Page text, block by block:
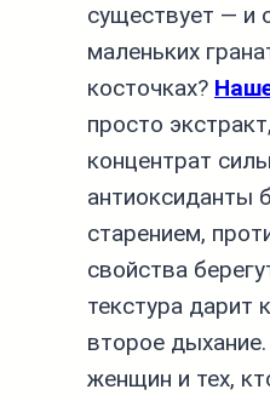
существует — и
маленьких
косточках?
просто
концентрат
антиоксиданты
старением,
свойства
текстура дарит
второе
женщин и тех,